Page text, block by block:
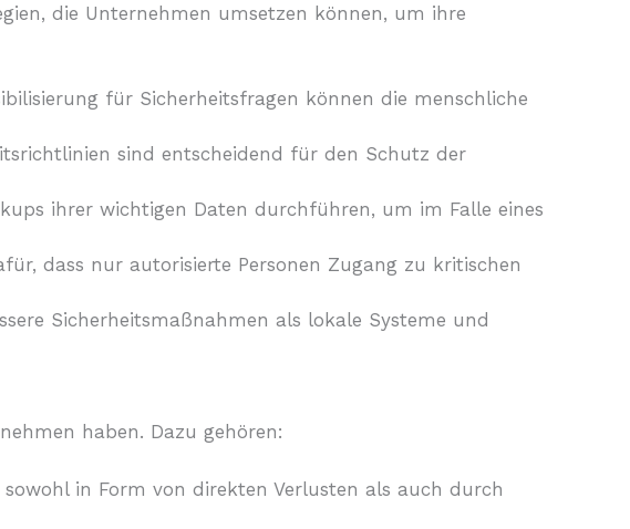
die Unternehmen umsetzen können, um ihre
für Sicherheitsfragen können die menschliche
sind entscheidend für den Schutz der
ihrer wichtigen Daten durchführen, um im Falle eines
dass nur autorisierte Personen Zugang zu kritischen
Sicherheitsmaßnahmen als lokale Systeme und
haben. Dazu gehören:
in Form von direkten Verlusten als auch durch